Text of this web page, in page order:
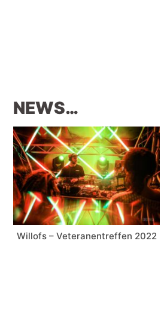
NEWS…
Willofs – Veteranentreffen 2022